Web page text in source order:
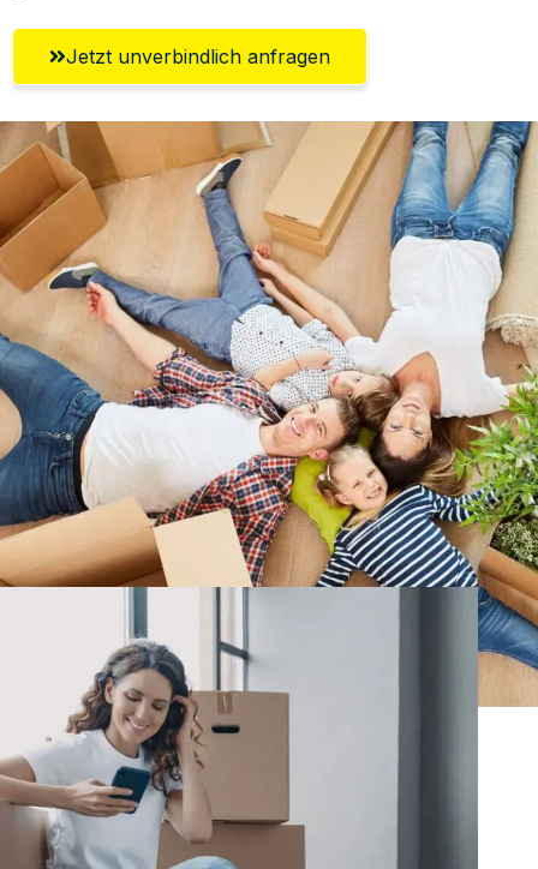
Jetzt unverbindlich anfragen